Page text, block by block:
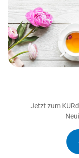
Jetzt zum